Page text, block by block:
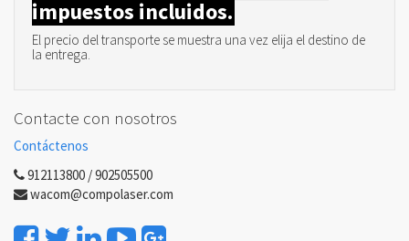
impuestos incluidos.
El precio del transporte se muestra una vez elija el destino de
la entrega.
Contacte con nosotros
Contáctenos
912113800 / 902505500
wacom@compolaser.com